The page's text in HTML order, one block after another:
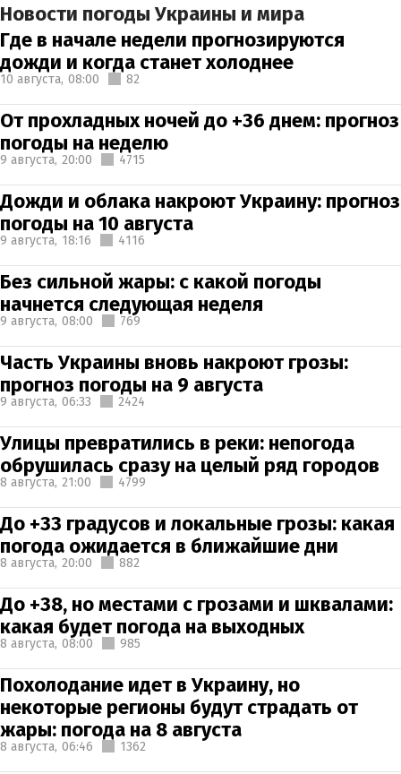
Новости погоды Украины и мира
Где в начале недели прогнозируются
дожди и когда станет холоднее
10 августа, 08:00 82
От прохладных ночей до +36 днем: прогноз
погоды на неделю
9 августа, 20:00 4715
Дожди и облака накроют Украину: прогноз
погоды на 10 августа
9 августа, 18:16 4116
Без сильной жары: с какой погоды
начнется следующая неделя
9 августа, 08:00 769
Часть Украины вновь накроют грозы:
прогноз погоды на 9 августа
9 августа, 06:33 2424
Улицы превратились в реки: непогода
обрушилась сразу на целый ряд городов
8 августа, 21:00 4799
До +33 градусов и локальные грозы: какая
погода ожидается в ближайшие дни
8 августа, 20:00 882
До +38, но местами с грозами и шквалами:
какая будет погода на выходных
8 августа, 08:00 985
Похолодание идет в Украину, но
некоторые регионы будут страдать от
жары: погода на 8 августа
8 августа, 06:46 1362